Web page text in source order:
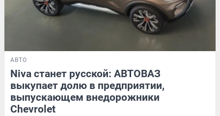
АВТО
Niva станет русской: АВТОВАЗ
выкупает долю в предприятии,
выпускающем внедорожники
Chevrolet